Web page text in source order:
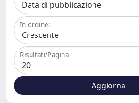
In ordine:
Risultati/Pagina